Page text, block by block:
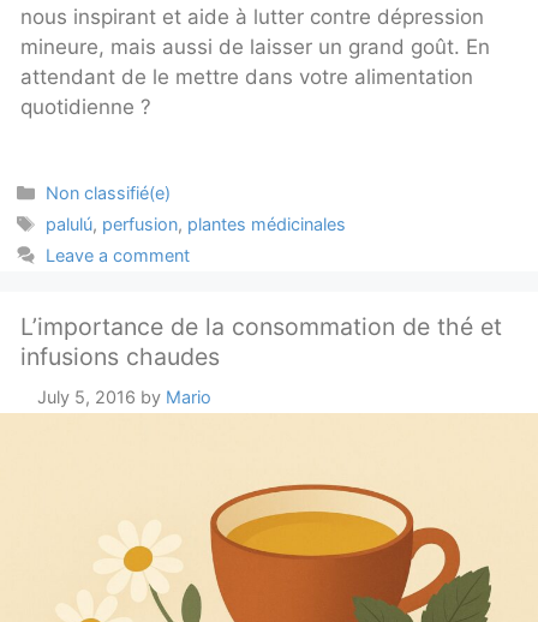
nous inspirant et aide à lutter contre dépression
mineure, mais aussi de laisser un grand goût. En
attendant de le mettre dans votre alimentation
quotidienne ?
Categories
Non classifié(e)
Tags
palulú, perfusion, plantes médicinales
Leave a comment
L’importance de la consommation de thé et
infusions chaudes
July 5, 2016 by Mario